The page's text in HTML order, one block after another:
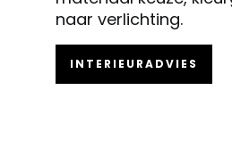
naar verlichting.
INTERIEURADVIES